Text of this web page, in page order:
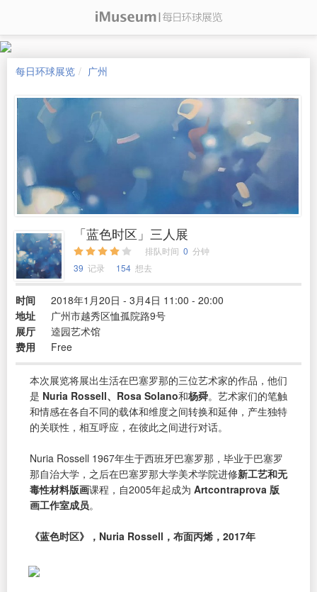
每日环球展览 广州
「蓝色时区」三人展
排队时间 0 分钟
39 记录 154 想去
时间
2018年1月20日 - 3月4日 11:00 - 20:00
地址
广州市越秀区恤孤院路9号
展厅
逵园艺术馆
费用
Free
本次展览将展出生活在巴塞罗那的三位艺术家的作品，他们
是 Nuria Rossell、Rosa Solano和杨舜。艺术家们的笔触
和情感在各自不同的载体和维度之间转换和延伸，产生独特
的关联性，相互呼应，在彼此之间进行对话。
Nuria Rossell 1967年生于西班牙巴塞罗那，毕业于巴塞罗
那自治大学，之后在巴塞罗那大学美术学院进修新工艺和无
毒性材料版画课程，自2005年起成为 Artcontraprova 版
画工作室成员。
《蓝色时区》，Nuria Rossell，布面丙烯，2017年